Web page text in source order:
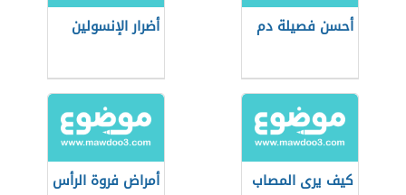
أحسن فصيلة دم أضرار الإنسولين
كيف يرى المصاب
أمراض فروة الرأس